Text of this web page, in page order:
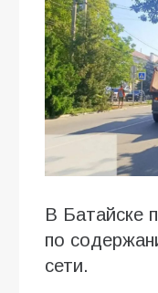
В Батайске
по
сети.